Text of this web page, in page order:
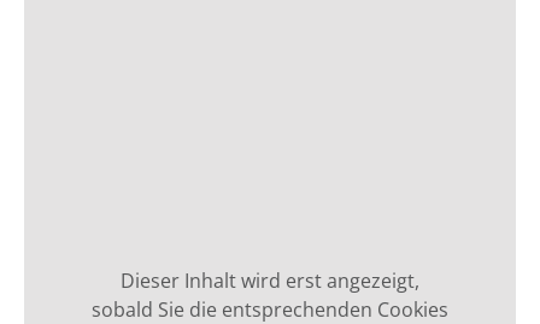
Dieser Inhalt wird erst angezeigt,
sobald Sie die entsprechenden Cookies